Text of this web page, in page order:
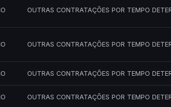
OUTRAS CONTRATAÇÕES POR TEMPO
OUTRAS CONTRATAÇÕES POR TEMPO
OUTRAS CONTRATAÇÕES POR TEMPO
OUTRAS CONTRATAÇÕES POR TEMPO